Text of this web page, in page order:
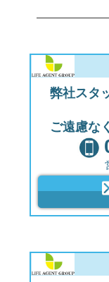
弊社スタ
ご遠慮な